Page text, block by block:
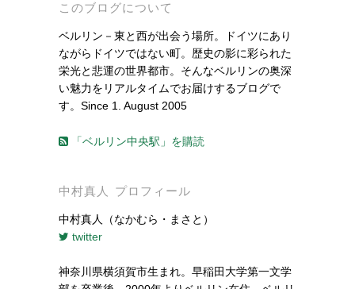
このブログについて
ベルリン－東と西が出会う場所。ドイツにあり
ながらドイツではない町。歴史の影に彩られた
栄光と悲運の世界都市。そんなベルリンの奥深
い魅力をリアルタイムでお届けするブログで
す。Since 1. August 2005
「ベルリン中央駅」を購読
中村真人 プロフィール
中村真人（なかむら・まさと）
twitter
神奈川県横須賀市生まれ。早稲田大学第一文学